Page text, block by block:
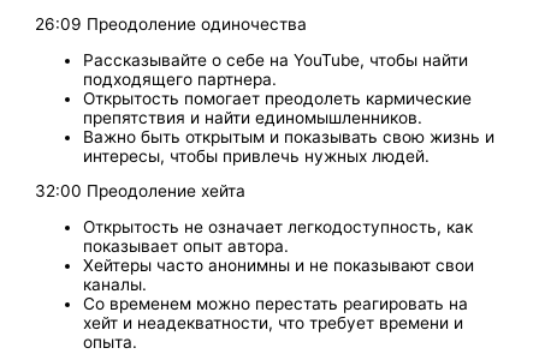
26:09 Преодоление одиночества
Рассказывайте о себе на YouTube, чтобы найти
подходящего партнера.
Открытость помогает преодолеть кармические
препятствия и найти единомышленников.
Важно быть открытым и показывать свою жизнь и
интересы, чтобы привлечь нужных людей.
32:00 Преодоление хейта
Открытость не означает легкодоступность, как
показывает опыт автора.
Хейтеры часто анонимны и не показывают свои
каналы.
Со временем можно перестать реагировать на
хейт и неадекватности, что требует времени и
опыта.